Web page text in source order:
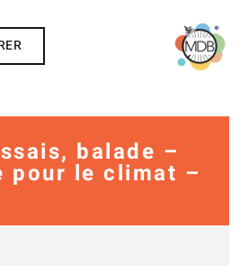
balade –
pour le climat –